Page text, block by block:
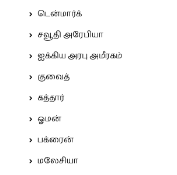
டென்மார்க்
சவூதி அரேபியா
ஐக்கிய அரபு அமீரகம்
குவைத்
கத்தார்
ஓமன்
பக்ரைன்
மலேசியா